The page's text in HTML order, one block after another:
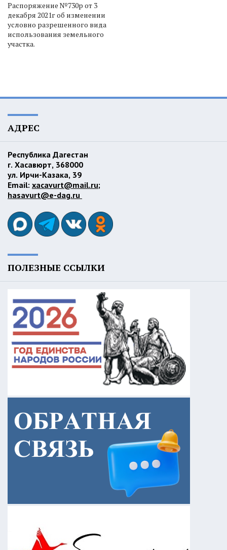
Распоряжение №730р от 3
декабря 2021г об изменении
условно разрешенного вида
использования земельного
участка.
АДРЕС
Республика Дагестан
г. Хасавюрт, 368000
ул. Ирчи-Казака, 39
Email: xacavurt@mail.ru;
hasavurt@e-dag.ru
ПОЛЕЗНЫЕ ССЫЛКИ